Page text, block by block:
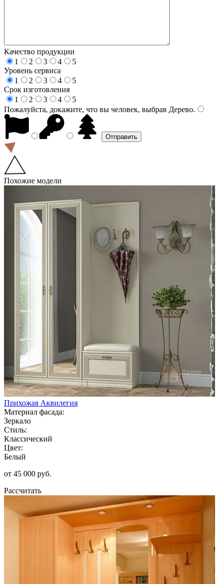
Качество продукции
1
2 3 4
5
Уровень сервиса
1
2 3 4
5
Срок изготовления
1
2 3 4
5
Пожалуйста, докажите, что вы человек, выбрав Дерево.
Похожие модели
Прихожая Аквилегия
Материал фасада:
Зеркало
Стиль:
Классический
Цвет:
Белый
от 45 000 руб.
Рассчитать